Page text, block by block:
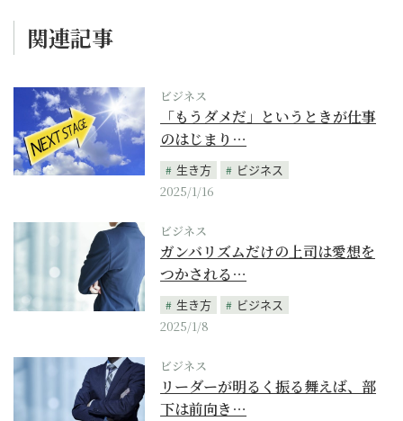
関連記事
ビジネス
「もうダメだ」というときが仕事
のはじまり…
生き方
ビジネス
2025/1/16
ビジネス
ガンバリズムだけの上司は愛想を
つかされる…
生き方
ビジネス
2025/1/8
ビジネス
リーダーが明るく振る舞えば、部
下は前向き…